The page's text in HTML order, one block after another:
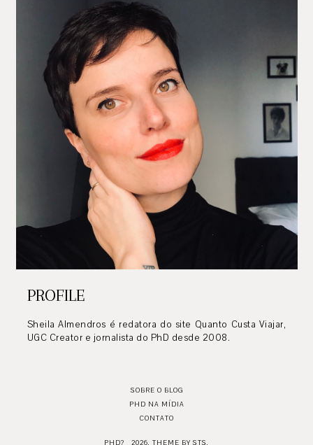
PROFILE
Sheila Almendros é redatora do site Quanto Custa Viajar,
UGC Creator e jornalista do PhD desde 2008.
SOBRE O BLOG
PHD NA MÍDIA
CONTATO
PHD? 2026. THEME BY STS.